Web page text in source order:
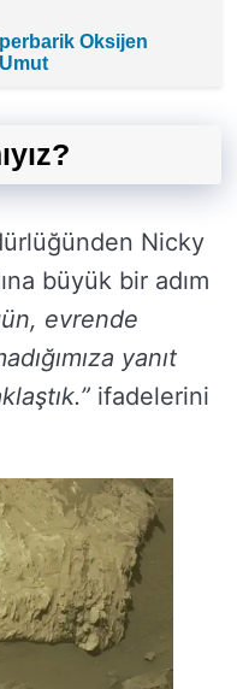
Oksijen
Nicky
büyük bir adım
evrende
yanıt
ifadelerini